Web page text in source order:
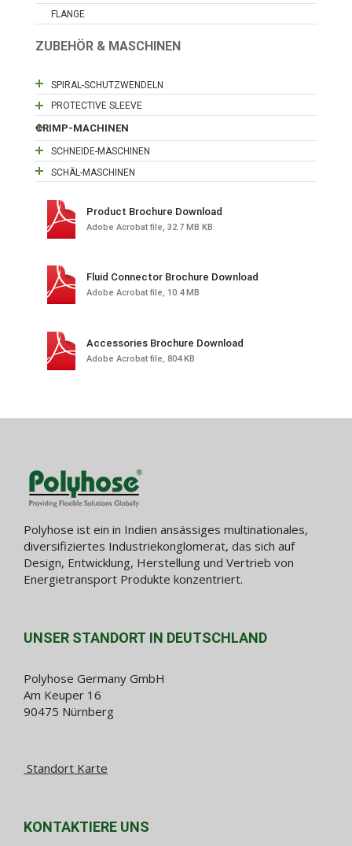
FLANGE
ZUBEHÖR & MASCHINEN
SPIRAL-SCHUTZWENDELN
PROTECTIVE SLEEVE
CRIMP-MACHINEN
SCHNEIDE-MASCHINEN
SCHÄL-MASCHINEN
Product Brochure Download
Adobe Acrobat file, 32.7 MB KB
Fluid Connector Brochure Download
Adobe Acrobat file, 10.4 MB
Accessories Brochure Download
Adobe Acrobat file, 804 KB
Polyhose ist ein in Indien ansässiges multinationales,
diversifiziertes Industriekonglomerat, das sich auf
Design, Entwicklung, Herstellung und Vertrieb von
Energietransport Produkte konzentriert.
UNSER STANDORT IN DEUTSCHLAND
Polyhose Germany GmbH
Am Keuper 16
90475 Nürnberg
Standort Karte
KONTAKTIERE UNS